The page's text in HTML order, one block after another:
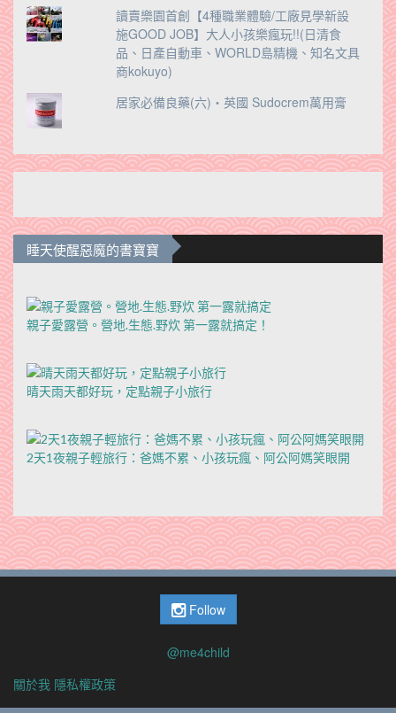
讀賣樂園首創【4種職業體驗/工廠見學新設
施GOOD JOB】大人小孩樂瘋玩!!(日清食
品、日產自動車、WORLD島精機、知名文具
商kokuyo)
居家必備良藥(六)‧英國 Sudocrem萬用膏
睡天使醒惡魔的書寶寶
親子愛露營。營地.生態.野炊 第一露就搞定！
晴天雨天都好玩，定點親子小旅行
2天1夜親子輕旅行：爸媽不累、小孩玩瘋、阿公阿媽笑眼開
Follow
@me4child
關於我 隱私權政策